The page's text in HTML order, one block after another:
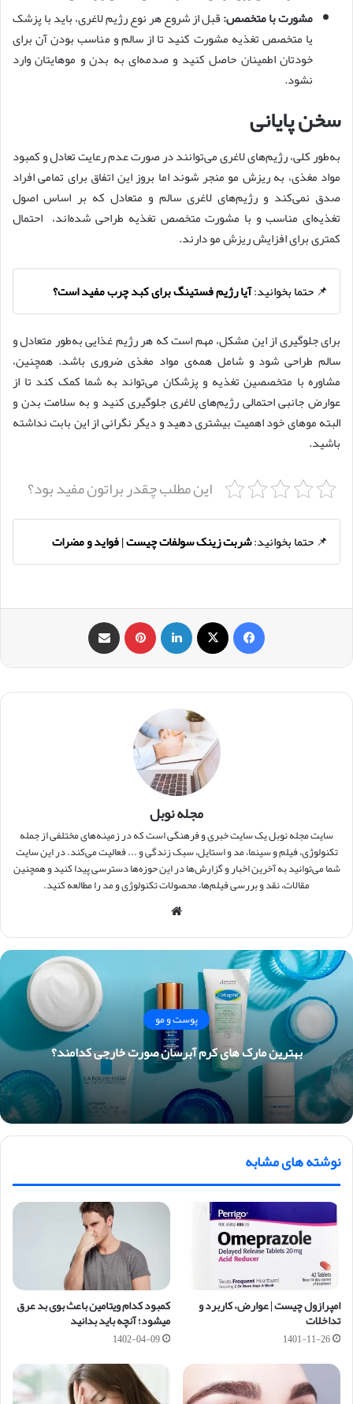
مشورت با متخصص:قبل از شروع هر نوع رژیم لاغری، باید با پزشک
یا متخصص تغذیه مشورت کنید تا از سالم و مناسب بودن آن برای
خودتان اطمینان حاصل کنید و صدمه‌ای به بدن و موهایتان وارد
نشود.
سخن پایانی
به‌طور کلی، رژیم‌های لاغری می‌توانند در صورت عدم رعایت تعادل و کمبود
مواد مغذی، به ریزش مو منجر شوند اما بروز این اتفاق برای تمامی افراد
صدق نمی‌کند و رژیم‌های لاغری سالم و متعادل که بر اساس اصول
تغذیه‌ای مناسب و با مشورت متخصص تغذیه طراحی شده‌اند، احتمال
کمتری برای افزایش ریزش مو دارند.
📌 حتما بخوانید:آیا رژیم فستینگ برای کبد چرب مفید است؟
برای جلوگیری از این مشکل، مهم است که هر رژیم غذایی به‌طور متعادل و
سالم طراحی شود و شامل همه‌ی مواد مغذی ضروری باشد. همچنین،
مشاوره با متخصصین تغذیه و پزشکان می‌تواند به شما کمک کند تا از
عوارض جانبی احتمالی رژیم‌های لاغری جلوگیری کنید و به سلامت بدن و
البته موهای خود اهمیت بیشتری دهید و دیگر نگرانی از این بابت نداشته
باشید.
این مطلب چقدر براتون مفید بود؟
📌 حتما بخوانید:شربت زینک سولفات چیست | فواید و مضرات
‫پین‌ترست
مجله نوبل
سایت مجله نوبل یک سایت خبری و فرهنگی است که در زمینه‌های مختلفی از جمله
تکنولوژی، فیلم و سینما، مد و استایل، سبک زندگی و ... فعالیت می‌کند. در این سایت
شما می‌توانید به آخرین اخبار و گزارش‌ها در این حوزه‌ها دسترسی پیدا کنید و همچنین
مقالات، نقد و بررسی فیلم‌ها، محصولات تکنولوژی و مد را مطالعه کنید.
پوست و مو
بهترین مارک های کرم آبرسان صورت خارجی کدامند؟
نوشته های مشابه
امپرازول چیست | عوارض، کاربرد و
تداخلات
1401-11-26
کمبود کدام ویتامین باعث بوی بد عرق
میشود؛ آنچه باید بدانید
1402-04-09